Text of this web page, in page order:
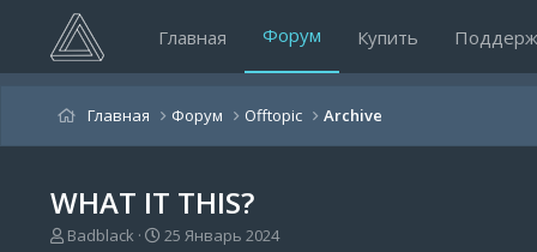
Главная Форум Купить
Главная Форум Offtopic Archive
WHAT IT THIS?
А
Badblack
Д
25 Январь 2024